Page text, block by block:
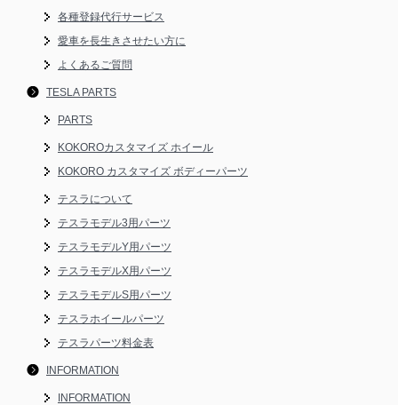
各種登録代行サービス
愛車を長生きさせたい方に
よくあるご質問
TESLA PARTS
PARTS
KOKOROカスタマイズ ホイール
KOKORO カスタマイズ ボディーパーツ
テスラについて
テスラモデル3用パーツ
テスラモデルY用パーツ
テスラモデルX用パーツ
テスラモデルS用パーツ
テスラホイールパーツ
テスラパーツ料金表
INFORMATION
INFORMATION